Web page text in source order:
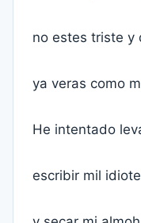
no estes triste y
ya veras como
He intentado
escribir mil